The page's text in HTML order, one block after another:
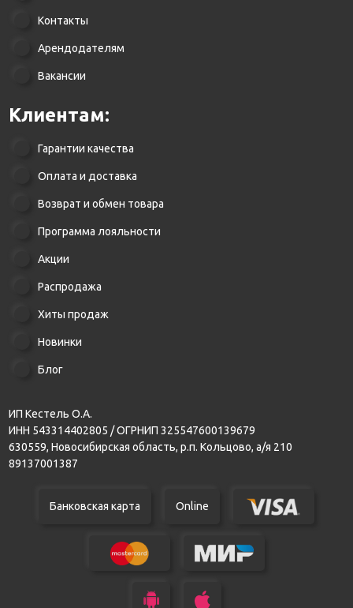
Контакты
Арендодателям
Вакансии
Клиентам:
Гарантии качества
Оплата и доставка
Возврат и обмен товара
Программа лояльности
Акции
Распродажа
Хиты продаж
Новинки
Блог
ИП Кестель О.А.
ИНН 543314402805 / ОГРНИП 325547600139679
630559, Новосибирская область, р.п. Кольцово, а/я 210
89137001387
Банковская карта Online